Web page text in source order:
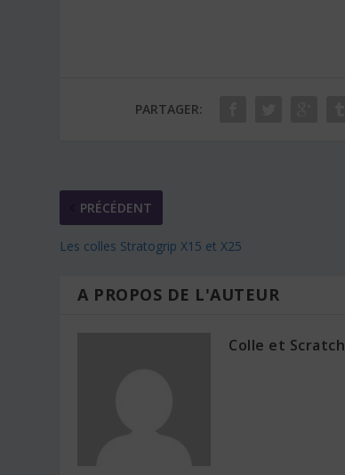
PARTAGER:
PRÉCÉDENT
Les colles Stratogrip X15 et X25
A PROPOS DE L'AUTEUR
Colle et Scratch